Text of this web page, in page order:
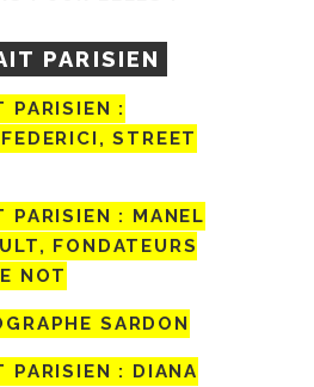
PARISIEN
PARISIEN :
STREET
PARISIEN : MANEL
FONDATEURS
NOT
SARDON
PARISIEN : DIANA